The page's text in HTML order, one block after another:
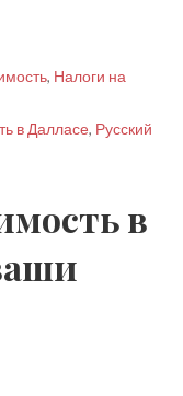
, Налоги на
в Далласе, Русский
в